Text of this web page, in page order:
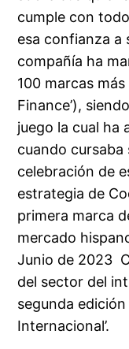
cumple con
esa confianza a
compañía ha
100 marcas
Finance’),
juego la cual ha
cuando cursaba
celebración de
estrategia de
primera marca
mercado
Junio de 2023
del sector del
segunda edición
Internacional’.